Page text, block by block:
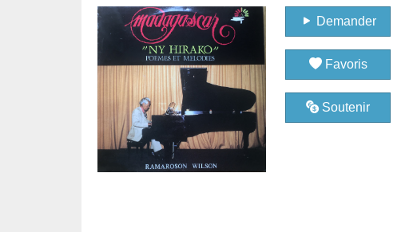
Demander
Favoris
Soutenir